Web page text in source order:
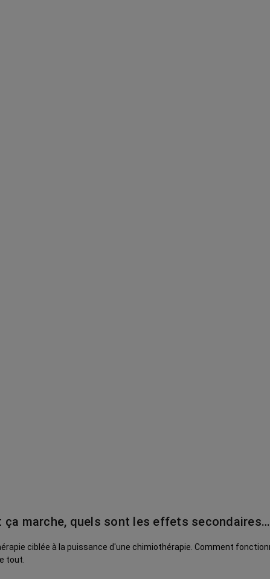
ça marche, quels sont les effets secondaires…
ciblée à la puissance d'une chimiothérapie. Comment
tout.